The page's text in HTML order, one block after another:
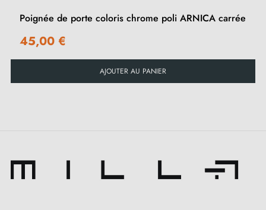
Poignée de porte coloris chrome poli ARNICA carrée
45,00 €
AJOUTER AU PANIER